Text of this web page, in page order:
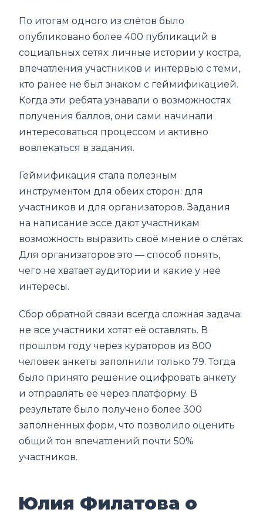
По итогам одного из слётов было
опубликовано более 400 публикаций в
социальных сетях: личные истории у костра,
впечатления участников и интервью с теми,
кто ранее не был знаком с геймификацией.
Когда эти ребята узнавали о возможностях
получения баллов, они сами начинали
интересоваться процессом и активно
вовлекаться в задания.
Геймификация стала полезным
инструментом для обеих сторон: для
участников и для организаторов. Задания
на написание эссе дают участникам
возможность выразить своё мнение о слётах.
Для организаторов это — способ понять,
чего не хватает аудитории и какие у неё
интересы.
Сбор обратной связи всегда сложная задача:
не все участники хотят её оставлять. В
прошлом году через кураторов из 800
человек анкеты заполнили только 79. Тогда
было принято решение оцифровать анкету
и отправлять её через платформу. В
результате было получено более 300
заполненных форм, что позволило оценить
общий тон впечатлений почти 50%
участников.
Юлия Филатова о